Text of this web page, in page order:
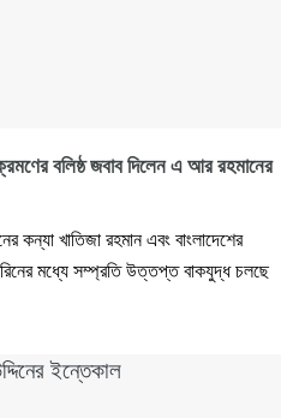
বলিষ্ঠ জবাব দিলেন এ আর রহমানের
কন্যা খাতিজা রহমান এবং বাংলাদেশের
মধ্যে সম্প্রতি উত্তপ্ত বাকযুদ্ধ চলছে